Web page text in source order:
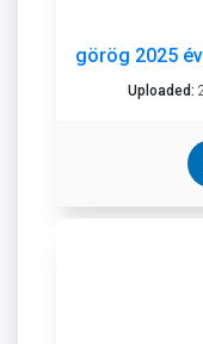
Uploaded: